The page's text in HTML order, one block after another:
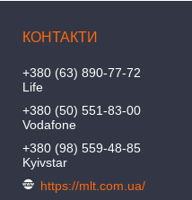
+380 (63) 890-77-72
Life
+380 (50) 551-83-00
Vodafone
+380 (98) 559-48-85
Kyivstar
https://mlt.com.ua/